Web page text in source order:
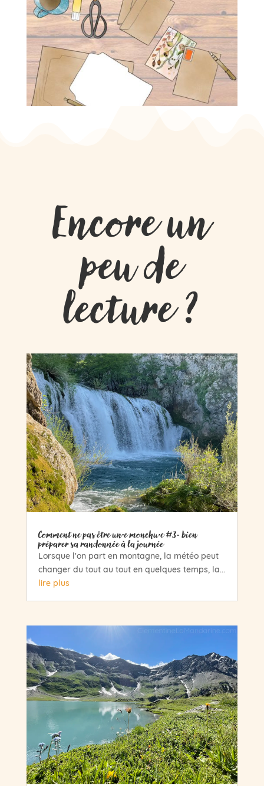
Encore un
peu de
lecture ?
Comment ne pas être un·e monchu·e #3- bien
préparer sa randonnée à la journée
Lorsque l'on part en montagne, la météo peut
changer du tout au tout en quelques temps, la...
lire plus